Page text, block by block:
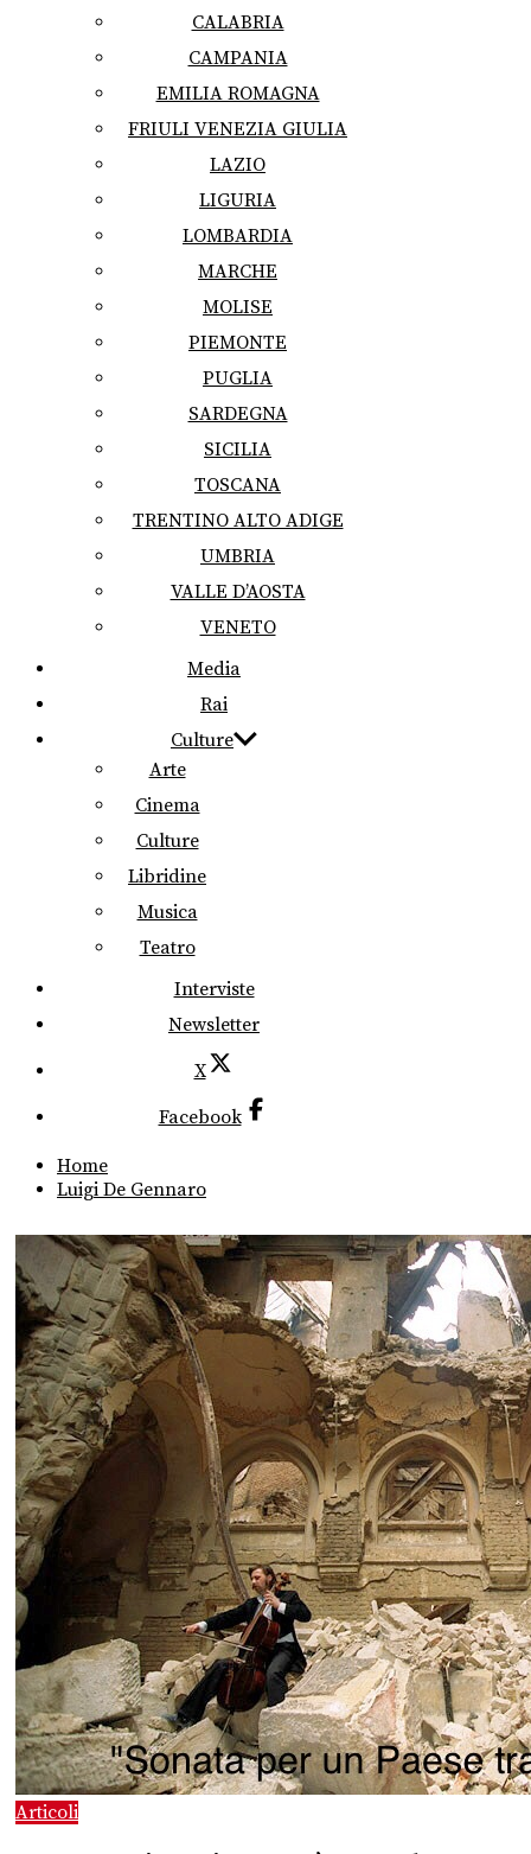
CALABRIA
CAMPANIA
EMILIA ROMAGNA
FRIULI VENEZIA GIULIA
LAZIO
LIGURIA
LOMBARDIA
MARCHE
MOLISE
PIEMONTE
PUGLIA
SARDEGNA
SICILIA
TOSCANA
TRENTINO ALTO ADIGE
UMBRIA
VALLE D’AOSTA
VENETO
Media
Rai
Culture
Arte
Cinema
Culture
Libridine
Musica
Teatro
Interviste
Newsletter
X
Facebook
Home
Luigi De Gennaro
Articoli